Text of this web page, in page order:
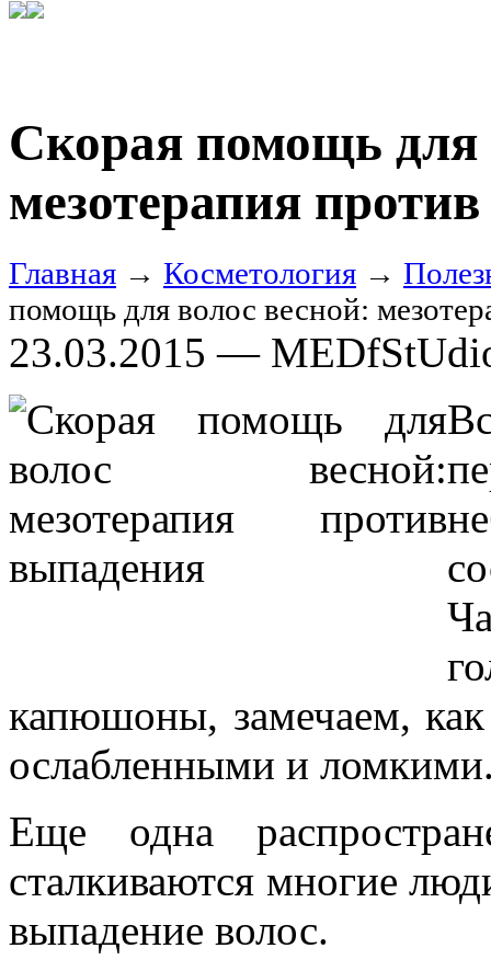
Скорая помощь для
мезотерапия
Главная → Косметология →
помощь для волос весной:
23.03.2015 —
капюшоны, замечаем,
ослабленными и
Еще одна
сталкиваются многие
выпадение волос.